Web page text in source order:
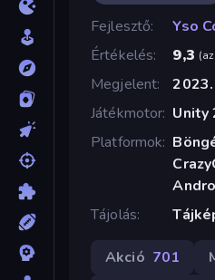
Fejlesztő
Yso
Értékelés
9,3 (
Megjelent
Játékmotor Unity
Platformok
Tájolás
Akció 701